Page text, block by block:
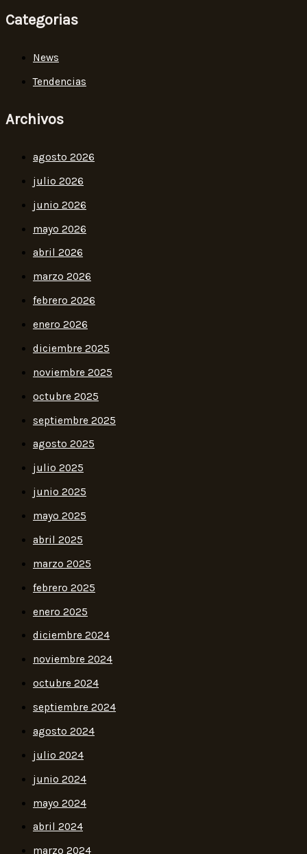
Categorias
News
Tendencias
Archivos
agosto 2026
julio 2026
junio 2026
mayo 2026
abril 2026
marzo 2026
febrero 2026
enero 2026
diciembre 2025
noviembre 2025
octubre 2025
septiembre 2025
agosto 2025
julio 2025
junio 2025
mayo 2025
abril 2025
marzo 2025
febrero 2025
enero 2025
diciembre 2024
noviembre 2024
octubre 2024
septiembre 2024
agosto 2024
julio 2024
junio 2024
mayo 2024
abril 2024
marzo 2024